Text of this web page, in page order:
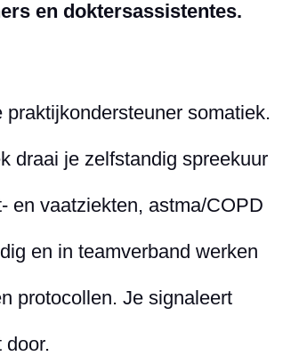
en doktersassistentes.
somatiek.
draai je zelfstandig spreekuur
en vaatziekten, astma/COPD
en in teamverband werken
protocollen. Je signaleert
door.